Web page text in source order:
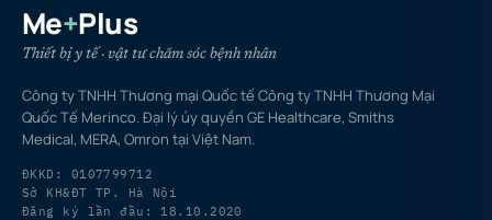
Me+Plus
Thiết bị y tế · vật tư chăm sóc bệnh nhân
Công ty TNHH Thương mại Quốc tế Công ty TNHH Thương Mại
Quốc Tế Merinco. Đại lý ủy quyền GE Healthcare, Smiths
Medical, MERA, Omron tại Việt Nam.
ĐKKD: 0107799712
Sở KH&ĐT TP. Hà Nội
Đăng ký lần đầu: 18.10.2020